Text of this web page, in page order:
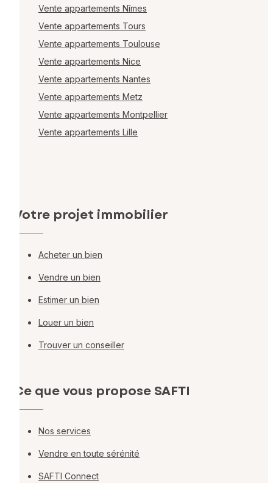
Vente appartements Nîmes
Vente appartements Tours
Vente appartements Toulouse
Vente appartements Nice
Vente appartements Nantes
Vente appartements Metz
Vente appartements Montpellier
Vente appartements Lille
Votre projet immobilier
Acheter un bien
Vendre un bien
Estimer un bien
Louer un bien
Trouver un conseiller
Ce que vous propose SAFTI
Nos services
Vendre en toute sérénité
SAFTI Connect